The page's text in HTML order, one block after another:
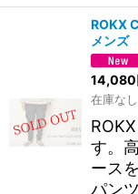
ROKX
メン
14,080
在庫なし
す。
ース
パン